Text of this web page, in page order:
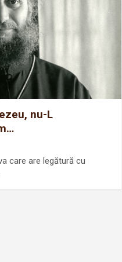
nu-L
care are legătură cu